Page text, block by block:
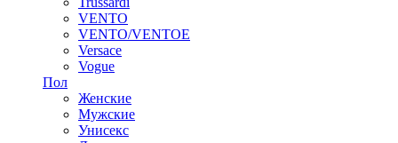
VENTO
VENTO/VENTOE
Versace
Vogue
Пол
Женские
Мужские
Унисекс